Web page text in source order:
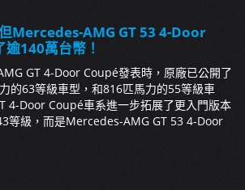
Mercedes-AMG GT 53 4-Door
140萬台幣！
GT 4-Door Coupé發表時，原廠已公開了
的63等級車型，和816匹馬力的55等級車
4-Door Coupé車系進一步拓展了更入門版本
等級，而是Mercedes-AMG GT 53 4-Door